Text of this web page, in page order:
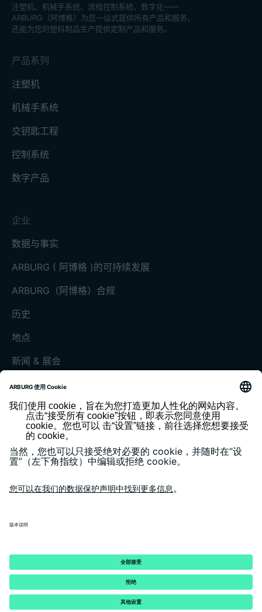
注塑机、机械手系统、流程控制系統、数字化——
ARBURG（阿博格）为您一站式提供所有产品和服务，
还能为您的塑料制品生产提供定制产品和服务。
产品系列
注塑机
机械手系统
交钥匙工程
控制系统
数字产品
企业
数据与事实
ARBURG ( 阿博格 )的可持续发展
ARBURG（阿博格）合规
历史
地点
新闻 & 展会
展会和活动
媒体中心
客户杂志《today》
隐私政策
© 2026 - ARBURG GmbH + Co KG